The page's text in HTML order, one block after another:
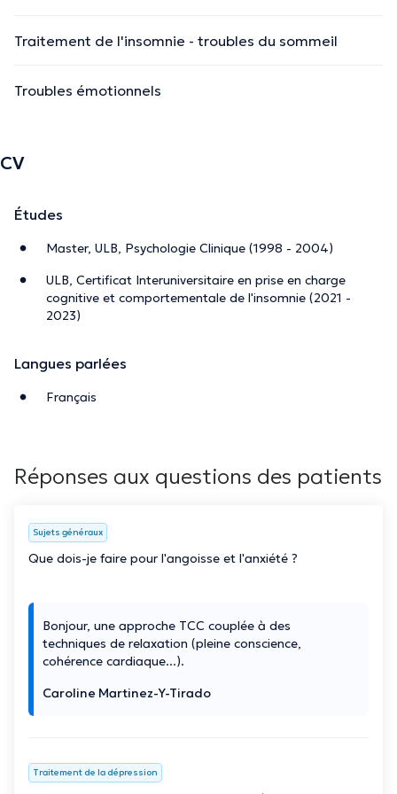
Traitement de l'insomnie - troubles du sommeil
Troubles émotionnels
CV
Études
Master, ULB, Psychologie Clinique (1998 - 2004)
ULB, Certificat Interuniversitaire en prise en charge
cognitive et comportementale de l'insomnie (2021 -
2023)
Langues parlées
Français
Réponses aux questions des patients
Sujets généraux
Que dois-je faire pour l'angoisse et l'anxiété ?
Bonjour, une approche TCC couplée à des
techniques de relaxation (pleine conscience,
cohérence cardiaque...).
Caroline Martinez-Y-Tirado
Traitement de la dépression